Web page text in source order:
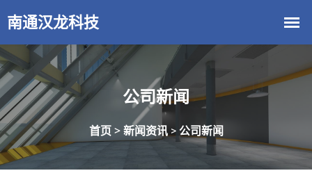
公司新闻
首页 > 新闻资讯> 公司新闻